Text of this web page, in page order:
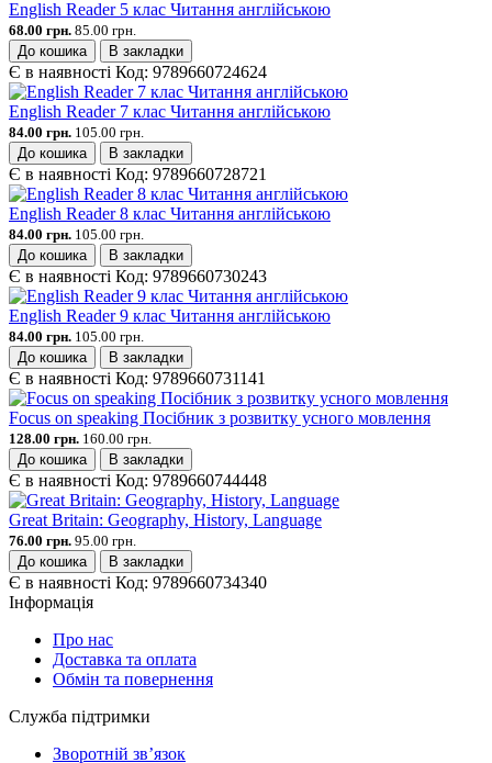
English Reader 5 клас Читання англійською
68.00 грн. 85.00 грн.
До кошика
В закладки
Є в наявності Код: 9789660724624
English Reader 7 клас Читання англійською
84.00 грн. 105.00 грн.
До кошика
В закладки
Є в наявності Код: 9789660728721
English Reader 8 клас Читання англійською
84.00 грн. 105.00 грн.
До кошика
В закладки
Є в наявності Код: 9789660730243
English Reader 9 клас Читання англійською
84.00 грн. 105.00 грн.
До кошика
В закладки
Є в наявності Код: 9789660731141
Focus on speaking Посібник з розвитку усного мовлення
128.00 грн. 160.00 грн.
До кошика
В закладки
Є в наявності Код: 9789660744448
Great Britain: Geography, History, Language
76.00 грн. 95.00 грн.
До кошика
В закладки
Є в наявності Код: 9789660734340
Інформація
Про нас
Доставка та оплата
Обмін та повернення
Служба підтримки
Зворотній зв’язок